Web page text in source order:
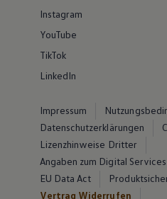
Instagram
YouTube
TikTok
LinkedIn
Impressum
Datenschutzerklärungen
Lizenzhinweise Dritter
Angaben zum Digital Services
EU Data Act
Vertrag Widerrufen